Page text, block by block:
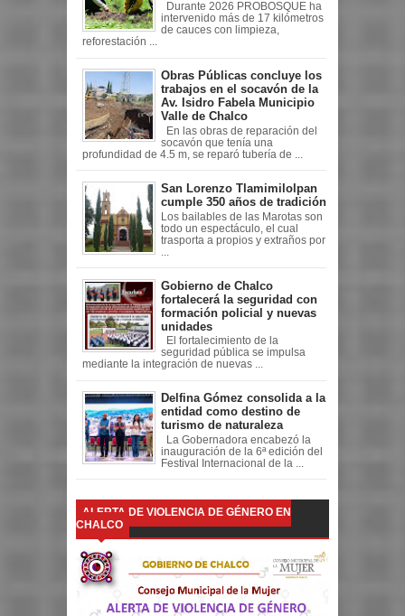
Durante 2026 PROBOSQUE ha
intervenido más de 17 kilómetros
de cauces con limpieza,
reforestación ...
Obras Públicas concluye los
trabajos en el socavón de la
Av. Isidro Fabela Municipio
Valle de Chalco
En las obras de reparación del
socavón que tenía una
profundidad de 4.5 m, se reparó tubería de ...
San Lorenzo Tlamimilolpan
cumple 350 años de tradición
Los bailables de las Marotas son
todo un espectáculo, el cual
trasporta a propios y extraños por
Gobierno de Chalco
fortalecerá la seguridad con
formación policial y nuevas
unidades
El fortalecimiento de la
seguridad pública se impulsa
mediante la integración de nuevas ...
Delfina Gómez consolida a la
entidad como destino de
turismo de naturaleza
La Gobernadora encabezó la
inauguración de la 6ª edición del
Festival Internacional de la ...
ALERTA DE VIOLENCIA DE GÉNERO EN
CHALCO